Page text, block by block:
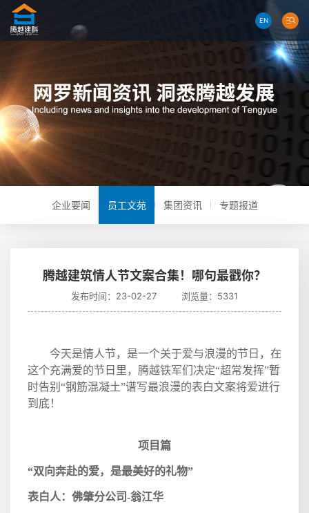
EN
企业要闻 员工文苑 集团资讯 专题报道
腾越建筑情人节文案合集！哪句最戳你？
发布时间：23-02-27 浏览量：5331
今天是情人节，是一个关于爱与浪漫的节日，在
这个充满爱的节日里，腾越铁军们决定“超常发挥”暂
时告别“钢筋混凝土”谱写最浪漫的表白文案将爱进行
到底！
项目篇
“双向奔赴的爱，是最美好的礼物”
表白人：佛肇分公司-翁江华